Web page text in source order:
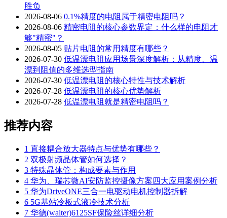
胜负
2026-08-06 0.1%精度的电阻属于精密电阻吗？
2026-08-06 精密电阻的核心参数界定：什么样的电阻才
够"精密"？
2026-08-05 贴片电阻的常用精度有哪些？
2026-07-30 低温漂电阻应用场景深度解析：从精度、温
漂到阻值的多维选型指南
2026-07-30 低温漂电阻的核心特性与技术解析
2026-07-28 低温漂电阻的核心优势解析
2026-07-28 低温漂电阻就是精密电阻吗？
推荐内容
1 直接耦合放大器特点与优势有哪些？
2 双极射频晶体管如何选择？
3 特殊晶体管：构成要素与作用
4 华为、瑞芯微AI安防监控摄像方案四大应用案例分析
5 华为DriveONE三合一电驱动电机控制器拆解
6 5G基站冷板式液冷技术分析
7 华德(walter)6125SF保险丝详细分析